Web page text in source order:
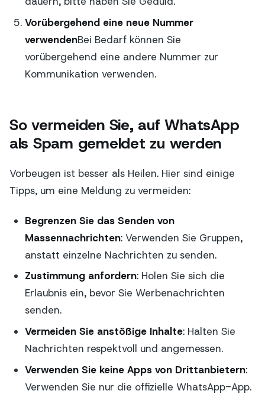
Vorübergehend eine neue Nummer
verwendenBei Bedarf können Sie
vorübergehend eine andere Nummer zur
Kommunikation verwenden.
So vermeiden Sie, auf WhatsApp
als Spam gemeldet zu werden
Vorbeugen ist besser als Heilen. Hier sind einige
Tipps, um eine Meldung zu vermeiden:
Begrenzen Sie das Senden von
Massennachrichten: Verwenden Sie Gruppen,
anstatt einzelne Nachrichten zu senden.
Zustimmung anfordern: Holen Sie sich die
Erlaubnis ein, bevor Sie Werbenachrichten
senden.
Vermeiden Sie anstößige Inhalte: Halten Sie
Nachrichten respektvoll und angemessen.
Verwenden Sie keine Apps von Drittanbietern:
Verwenden Sie nur die offizielle WhatsApp-App.